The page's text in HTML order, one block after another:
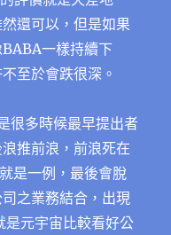
還可以，但是如果
一樣持續下
至於會跌很深。
很多時候最早提出者
推前浪，前浪死在
是一例，最後會脫
之業務結合，出現
元宇宙比較看好公